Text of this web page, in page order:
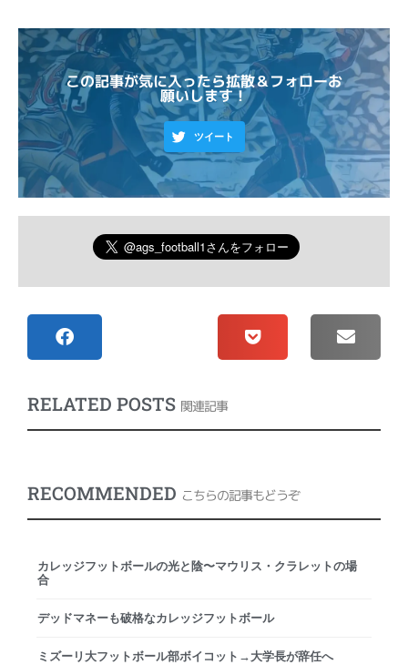
この記事が気に入ったら拡散＆フォローお
願いします！
ツイート
RELATED POSTS 関連記事
RECOMMENDED こちらの記事もどうぞ
カレッジフットボールの光と陰〜マウリス・クラレットの場
合
デッドマネーも破格なカレッジフットボール
ミズーリ大フットボール部ボイコット→大学長が辞任へ